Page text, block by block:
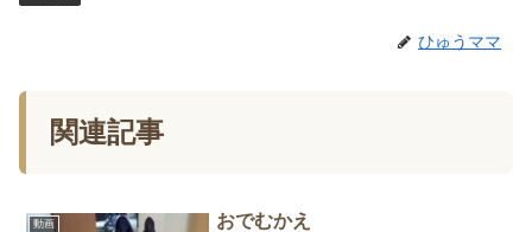
ひゅうママ
関連記事
動画 おでむかえ